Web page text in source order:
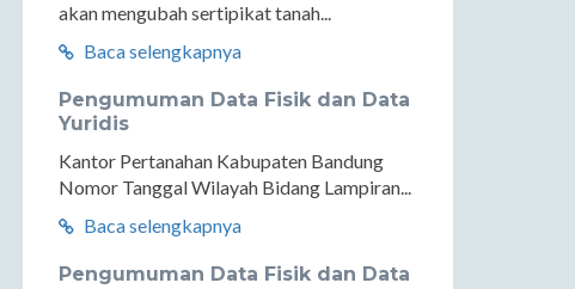
akan mengubah sertipikat tanah...
Baca selengkapnya
Pengumuman Data Fisik dan Data
Yuridis
Kantor Pertanahan Kabupaten Bandung
Nomor Tanggal Wilayah Bidang Lampiran...
Baca selengkapnya
Pengumuman Data Fisik dan Data